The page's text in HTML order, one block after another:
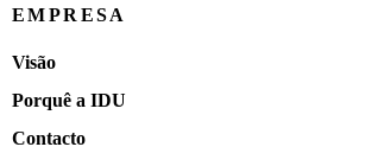
EMPRESA
Visão
Porquê a IDU
Contacto